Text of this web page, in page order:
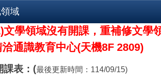
域
學領域沒有開課，重補修文學
通識教育中心(天機8F 2809)
課表：(最後更新時間：114/09/15)